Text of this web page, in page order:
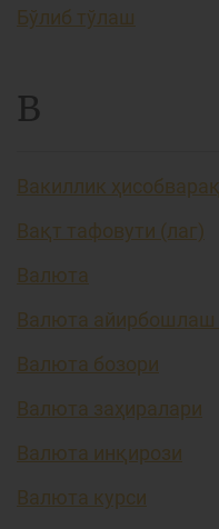
Бўлиб тўлаш
В
Вакиллик
Вақт тафовути (лаг)
Валюта
Валюта айирбошлаш
Валюта бозори
Валюта заҳиралари
Валюта инқирози
Валюта курси